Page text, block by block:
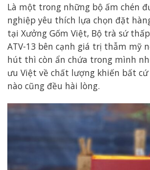
Là một trong những bộ ấm chén
nghiệp yêu thích lựa chọn đặt
tại Xưởng Gốm Việt, Bộ trà sứ
ATV-13 bên cạnh giá trị thẫm mỹ
hút thì còn ẩn chứa trong mình
ưu Việt về chất lượng khiến bất
nào cũng đều hài lòng.